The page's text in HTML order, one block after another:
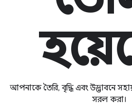
আপনাকে তৈরি, বৃদ্ধি এবং উদ্ভাবনে
সরল করা।